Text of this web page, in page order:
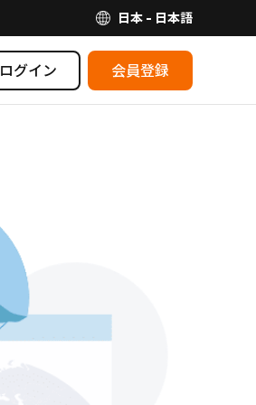
日本 - 日本語
ログイン 会員登録